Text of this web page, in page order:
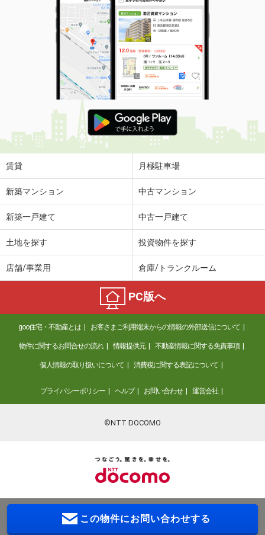
賃貸 月極駐車場
新築マンション 中古マンション
新築一戸建て 中古一戸建て
土地を探す 投資物件を探す
店舗/事業用 倉庫/トランクルーム
PC版へ
goo住宅・不動産とは お客さまご利用端末からの情報の外部送信について
物件に関するお問合せの流れ 情報提供元 不動産情報に関する免責事項
個人情報の取り扱いについて 消費税に関する表記について
プライバシーポリシー ヘルプ お問い合わせ 運営会社
©NTT DOCOMO
この物件にお問い合わせする